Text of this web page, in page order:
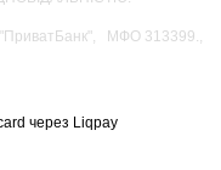
"ПриватБанк", МФО 313399.,